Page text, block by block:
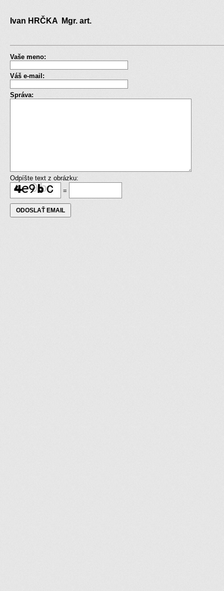
Ivan HRČKA Mgr. art.
Vaše meno:
Váš e-mail:
Správa:
Odpíšte text z obrázku:
=